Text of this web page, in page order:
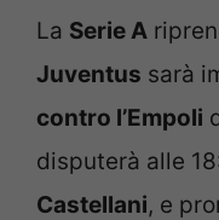
La Serie A
Juventus sarà
contro l’Empoli
disputerà alle
Castellani, e